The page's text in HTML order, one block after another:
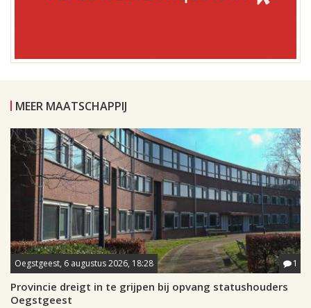
MEER MAATSCHAPPIJ
Oegstgeest, 6 augustus 2026, 18:28 1
Provincie dreigt in te grijpen bij opvang statushouders
Oegstgeest